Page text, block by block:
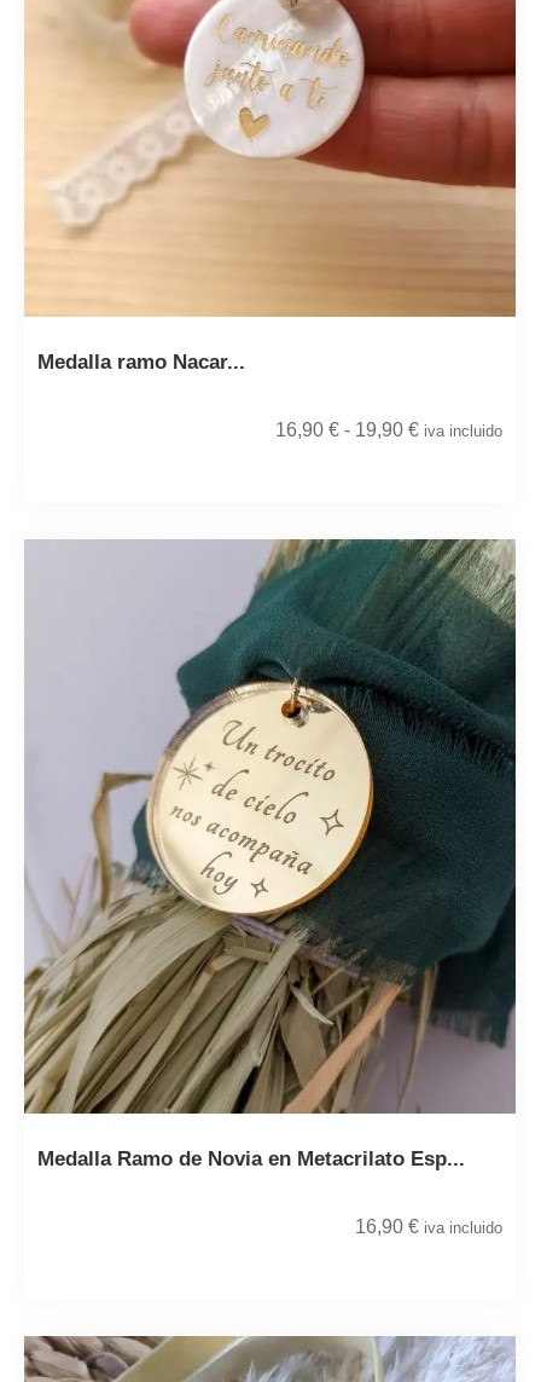
Medalla ramo Nacar...
16,90 € - 19,90 € iva incluido
Medalla Ramo de Novia en Metacrilato Esp...
16,90 € iva incluido